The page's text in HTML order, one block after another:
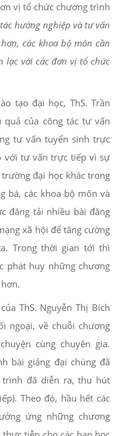
vị tổ chức chương trình
hướng nghiệp và tư vấn
các khoa bộ môn cần
lạc với các đơn vị tổ chức
tạo đại học, ThS. Trần
của công tác tư vấn
tư vấn tuyển sinh trực
với tư vấn trực tiếp vì sự
đại học khác trong
bá, các khoa bộ môn và
đăng tải nhiều bài đăng
xã hội để tăng cường
Trong thời gian tới thì
phát huy những chương
ThS. Nguyễn Thị Bích
ngoại, về chuỗi chương
cùng chuyên gia.
bài giảng đại chúng đã
đã diễn ra, thu hút
Theo đó, hầu hết các
ứng những chương